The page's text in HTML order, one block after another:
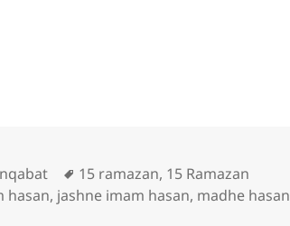
Tags
15 ramazan, 15 Ramazan
hasan, jashne imam hasan, madhe hasan